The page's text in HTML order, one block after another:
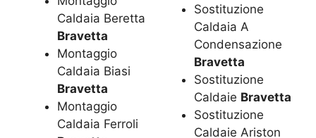
Caldaia Beretta
Bravetta
Montaggio
Caldaia Biasi
Bravetta
Montaggio
Caldaia Ferroli
Sostituzione
Caldaia A
Condensazione
Bravetta
Sostituzione
Caldaie Bravetta
Sostituzione
Caldaie Ariston